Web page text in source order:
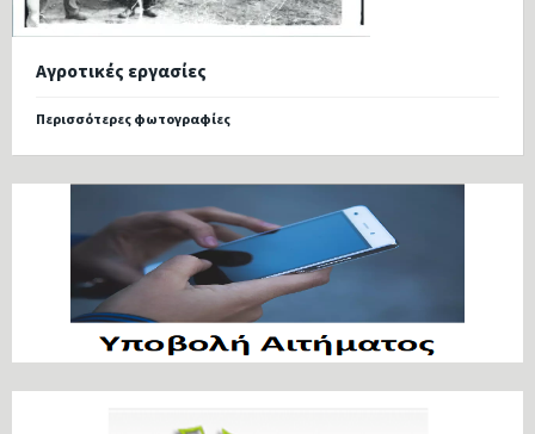
Αγροτικές εργασίες
Περισσότερες φωτογραφίες